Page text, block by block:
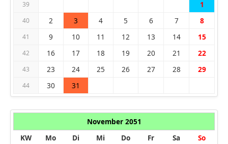
39 1
40 2 3 4 5 6 7 8
41 9 10 11 12 13 14 15
42 16 17 18 19 20 21 22
43 23 24 25 26 27 28 29
44 30 31
November 2051
KW
Mo Di Mi Do Fr Sa So